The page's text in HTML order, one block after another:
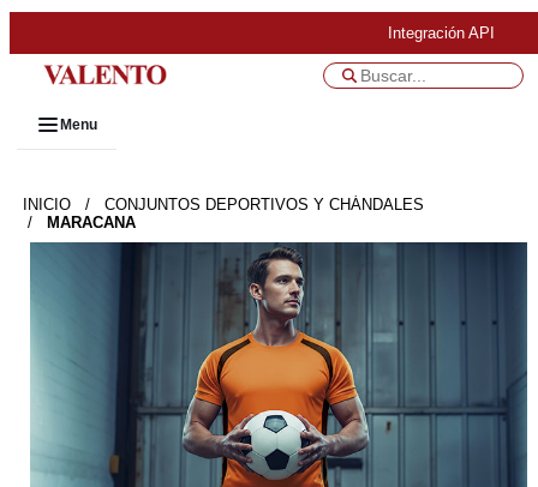
Integración API
Menu
INICIO /
CONJUNTOS DEPORTIVOS Y CHÁNDALES
/
MARACANA